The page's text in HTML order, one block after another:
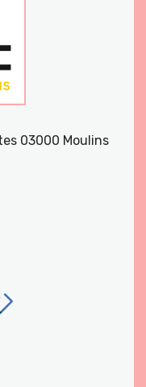
03000 Moulins